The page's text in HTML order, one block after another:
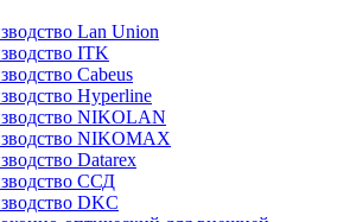
Lan Union
ITK
Cabeus
Hyperline
NIKOLAN
NIKOMAX
Datarex
ССД
DKC